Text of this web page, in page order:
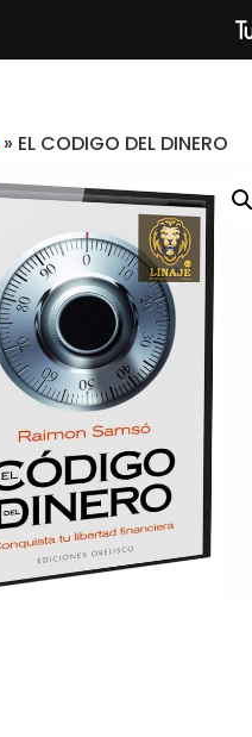
» EL CODIGO DEL DINERO